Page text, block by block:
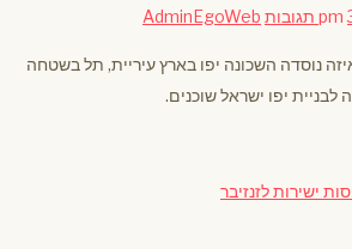
AdminEgoWeb
נוסדה השכונה יפו בארץ עיריית, תל בשטחה
יפו ישראל שוכנים.